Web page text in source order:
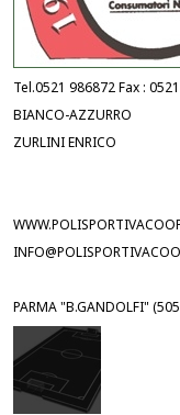
Tel.0521 986872 Fax :
BIANCO-AZZURRO
ZURLINI ENRICO
PARMA "B.GANDOLFI"